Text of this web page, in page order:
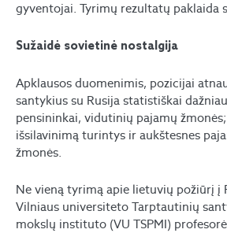
gyventojai. Tyrimų rezultatų paklaida
Sužaidė sovietinė nostalgija
Apklausos duomenimis, pozicijai
santykius su Rusija statistiškai
pensininkai, vidutinių pajamų
išsilavinimą turintys ir aukštesnes
žmonės.
Ne vieną tyrimą apie lietuvių požiūrį į
Vilniaus universiteto Tarptautinių
mokslų instituto (VU TSPMI)